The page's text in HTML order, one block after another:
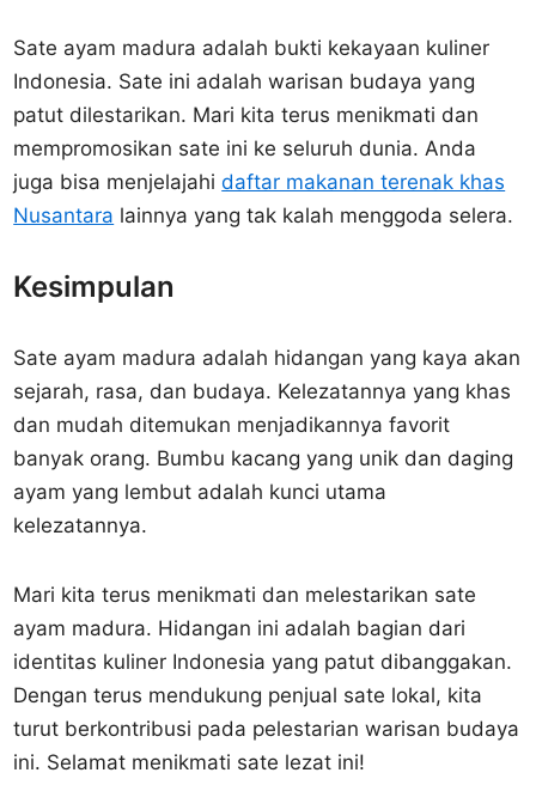
Sate ayam madura adalah bukti kekayaan kuliner
Indonesia. Sate ini adalah warisan budaya yang
patut dilestarikan. Mari kita terus menikmati dan
mempromosikan sate ini ke seluruh dunia. Anda
juga bisa menjelajahidaftar makanan terenak khas
Nusantara lainnya yang tak kalah menggoda selera.
Kesimpulan
Sate ayam madura adalah hidangan yang kaya akan
sejarah, rasa, dan budaya. Kelezatannya yang khas
dan mudah ditemukan menjadikannya favorit
banyak orang. Bumbu kacang yang unik dan daging
ayam yang lembut adalah kunci utama
kelezatannya.
Mari kita terus menikmati dan melestarikan sate
ayam madura. Hidangan ini adalah bagian dari
identitas kuliner Indonesia yang patut dibanggakan.
Dengan terus mendukung penjual sate lokal, kita
turut berkontribusi pada pelestarian warisan budaya
ini. Selamat menikmati sate lezat ini!